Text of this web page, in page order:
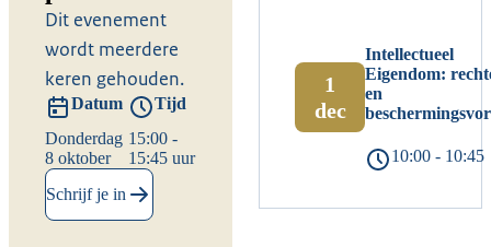
Dit evenement
wordt meerdere
keren gehouden.
Datum
Donderdag
8 oktober
Tijd
15:00 -
15:45 uur
Schrijf je in
1
dec
Intellectueel
Eigendom:
en
10:00 - 10:45